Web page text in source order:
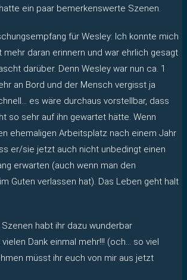
hatte ein paar bemerkenswerte Szenen.
für Wesley: Ich konnte mich
mehr daran erinnern und war ehrlich gesagt
darüber. Denn Wesley war nun ca. 1
an Bord und der Mensch vergisst ja
es wäre durchaus vorstellbar, dass
so sehr auf ihn gewartet hätte. Wenn
ehemaligen Arbeitsplatz nach einem Jahr
er/sie jetzt auch nicht unbedingt einen
erwarten (auch wenn man den
Guten verlassen hat). Das Leben geht halt
habt ihr dazu wunderbar
Dank einmal mehr!!! (och… so viel
müsst ihr euch von mir aus jetzt